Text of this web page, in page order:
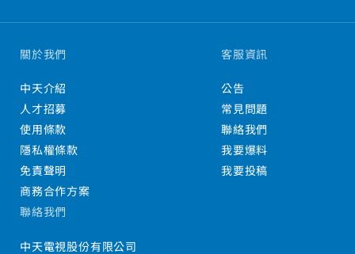
關於我們
中天介紹
人才招募
使用條款
隱私權條款
免責聲明
商務合作方案
客服資訊
公告
常見問題
聯絡我們
我要爆料
我要投稿
聯絡我們
中天電視股份有限公司